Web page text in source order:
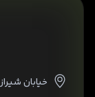
خیابان